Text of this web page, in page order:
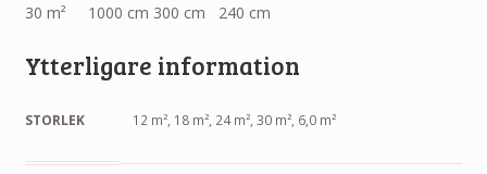
30 m² 1000 cm 300 cm 240 cm
Ytterligare information
STORLEK 12 m², 18 m², 24 m², 30 m², 6,0 m²